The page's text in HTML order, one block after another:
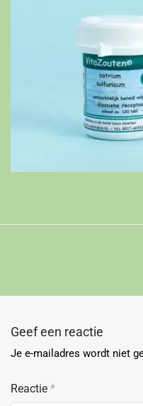
Geef een reactie
Je e-mailadres wordt niet
Reactie *